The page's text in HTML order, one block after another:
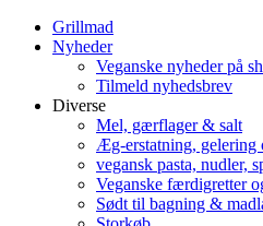
Grillmad
Nyheder
Veganske nyheder på
Tilmeld nyhedsbrev
Diverse
Mel, gærflager & salt
Æg-erstatning, gelering
vegansk pasta, nudler,
Veganske færdigretter
Sødt til bagning &